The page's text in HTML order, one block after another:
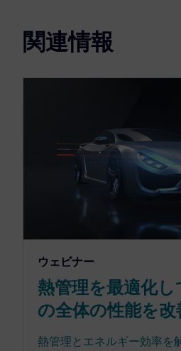
関連情報
ウェビナー
熱管理を最適化
の全体の性能を改
熱管理とエネルギー効率を